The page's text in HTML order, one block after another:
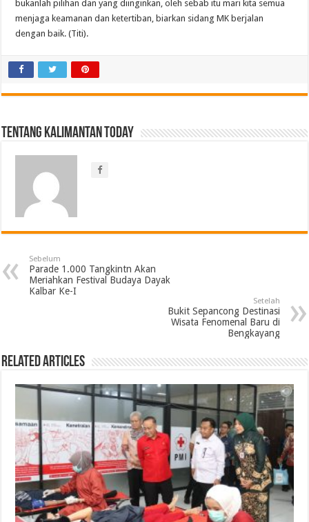
bukanlah pilihan dan yang diinginkan, oleh sebab itu mari kita semua
menjaga keamanan dan ketertiban, biarkan sidang MK berjalan
dengan baik. (Titi).
Tentang Kalimantan Today
Sebelum
Parade 1.000 Tangkintn Akan
Meriahkan Festival Budaya Dayak
Kalbar Ke-I
Setelah
Bukit Sepancong Destinasi
Wisata Fenomenal Baru di
Bengkayang
Related Articles